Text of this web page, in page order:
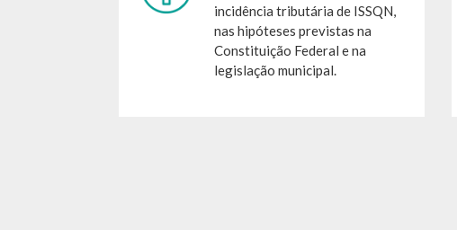
incidência tributária de ISSQN,
nas hipóteses previstas na
Constituição Federal e na
legislação municipal.